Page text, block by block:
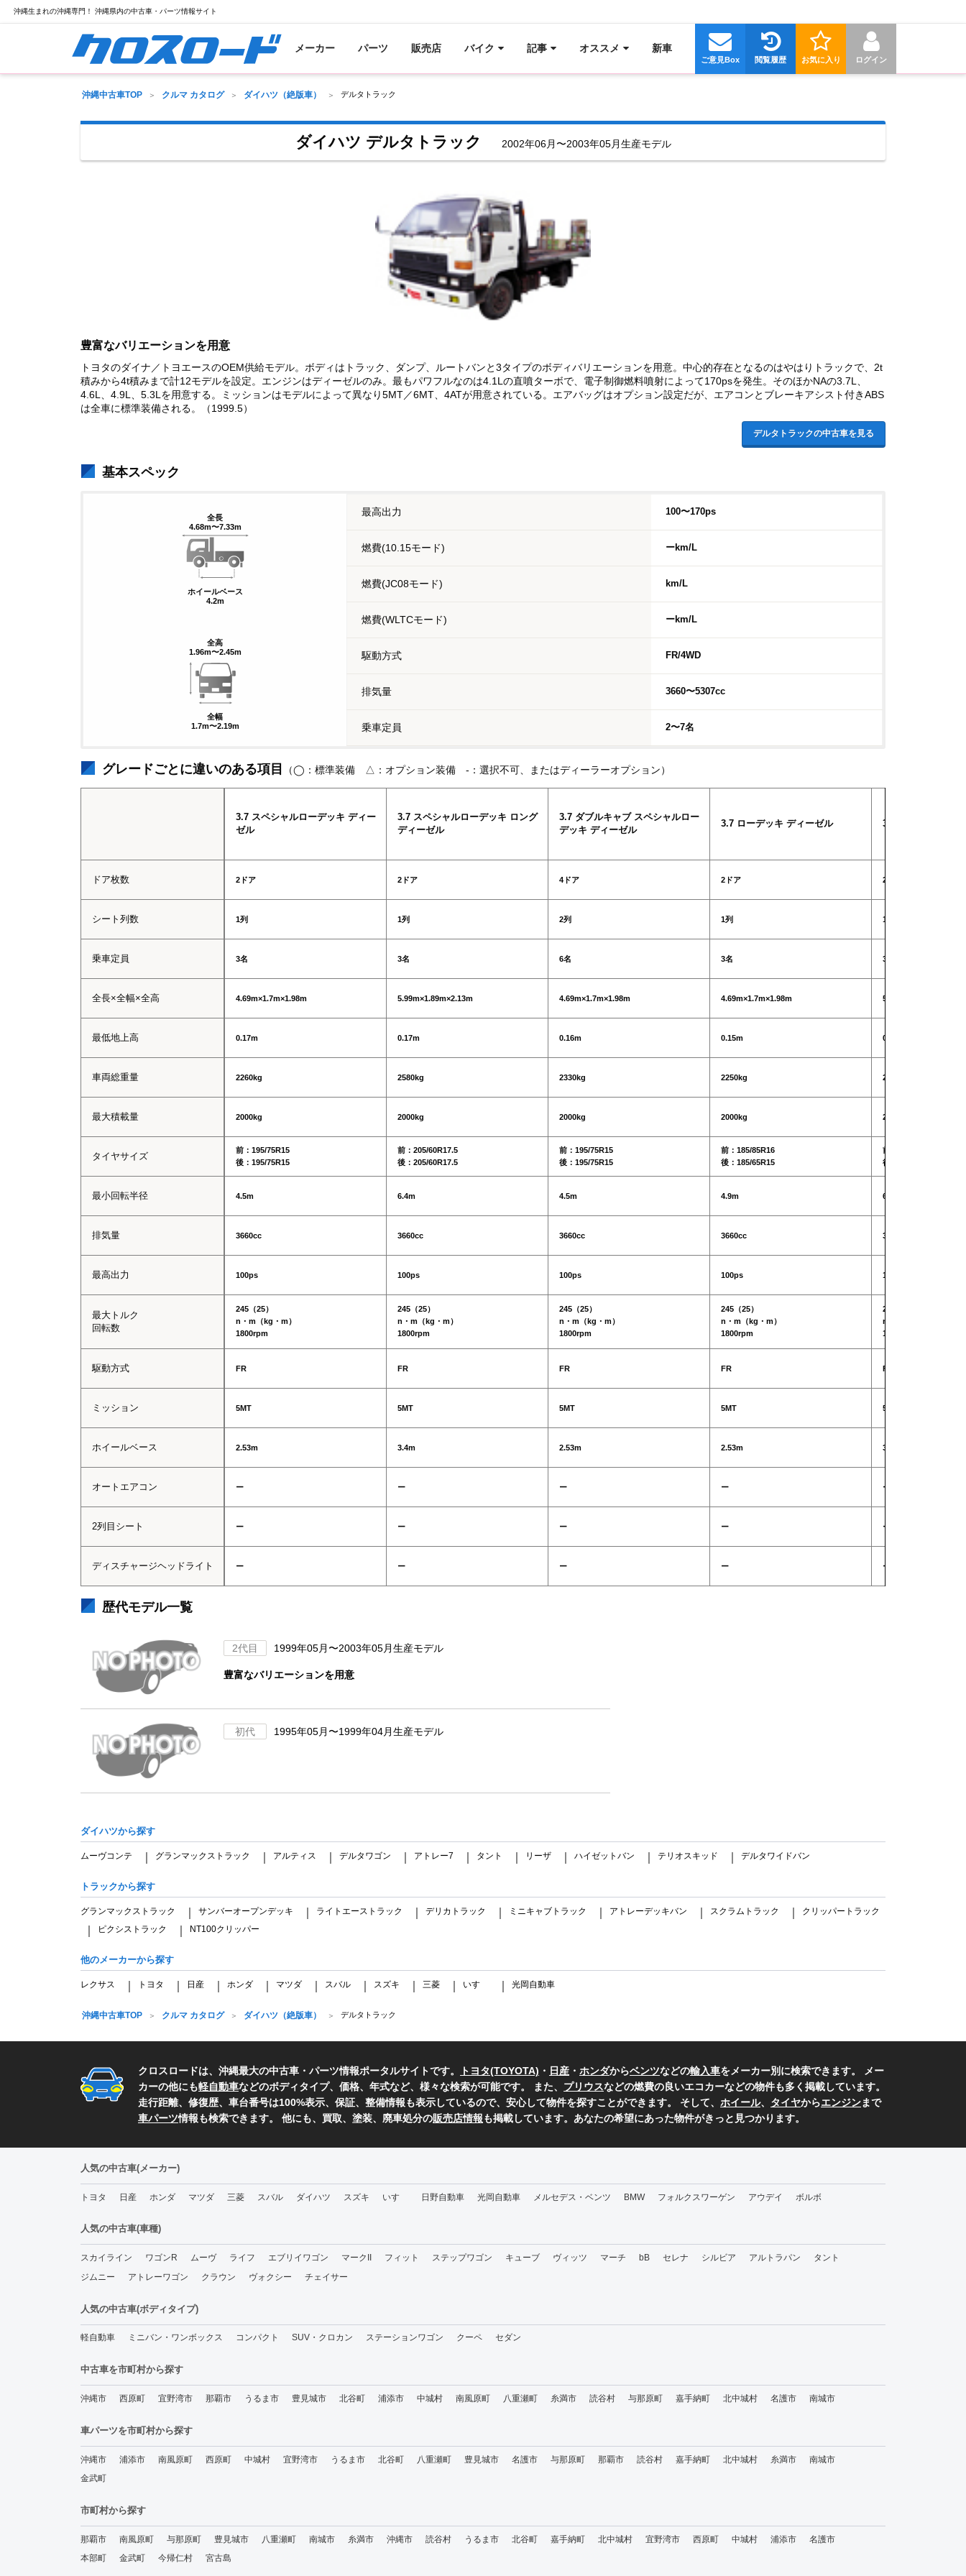
沖縄生まれの沖縄専門！ 沖縄県内の中古車・パーツ情報サイト
メーカー パーツ 販売店 バイク 記事 オススメ 新車
ログイン
お気に入り
閲覧履歴
ご意見Box
沖縄中古車TOP クルマ カタログ ダイハツ（絶版車） デルタトラック
ダイハツ デルタトラック 2002年06月〜2003年05月生産モデル
豊富なバリエーションを用意
トヨタのダイナ／トヨエースのOEM供給モデル。ボディはトラック、ダンプ、ルートバンと3タイプのボディバリエーションを用意。中心的存在となるのはやはりトラックで、2t
積みから4t積みまで計12モデルを設定。エンジンはディーゼルのみ。最もパワフルなのは4.1Lの直噴ターボで、電子制御燃料噴射によって170psを発生。そのほかNAの3.7L、
4.6L、4.9L、5.3Lを用意する。ミッションはモデルによって異なり5MT／6MT、4ATが用意されている。エアバッグはオプション設定だが、エアコンとブレーキアシスト付きABS
は全車に標準装備される。（1999.5）
デルタトラックの中古車を見る
基本スペック
全長
4.68m〜7.33m
ホイールベース
4.2m
全高
1.96m〜2.45m
全幅
1.7m〜2.19m
最高出力 100〜170ps
燃費(10.15モード) ーkm/L
燃費(JC08モード) km/L
燃費(WLTCモード) ーkm/L
駆動方式 FR/4WD
排気量 3660〜5307cc
乗車定員 2〜7名
グレードごとに違いのある項目 （◯：標準装備 △：オプション装備 -：選択不可、またはディーラーオプション）
ドア枚数
シート列数
乗車定員
全長×全幅×全高
最低地上高
車両総重量
最大積載量
タイヤサイズ
最小回転半径
排気量
最高出力
最大トルク
回転数
駆動方式
ミッション
ホイールベース
オートエアコン
2列目シート
ディスチャージヘッドライト
3.7 スペシャルローデッキ ディー
ゼル
3.7 スペシャルローデッキ ロング
ディーゼル
3.7 ダブルキャブ スペシャルロー
デッキ ディーゼル
3.7 ローデッキ ディーゼル 3.7 ローデッキ ロ
2ドア 2ドア 4ドア 2ドア 2ドア
1列 1列 2列 1列 1列
3名 3名 6名 3名 3名
4.69m×1.7m×1.98m 5.99m×1.89m×2.13m 4.69m×1.7m×1.98m 4.69m×1.7m×1.98m 5.99m×1.89m×2.14m
0.17m 0.17m 0.16m 0.15m 0.15m
2260kg 2580kg 2330kg 2250kg 2510kg
2000kg 2000kg 2000kg 2000kg 2000kg
前：195/75R15
後：195/75R15
前：205/60R17.5
後：205/60R17.5
前：195/75R15
後：195/75R15
前：185/85R16
後：185/65R15
前：185/85R16
後：185/65R16
4.5m 6.4m 4.5m 4.9m 6.4m
3660cc 3660cc 3660cc 3660cc 3660cc
100ps 100ps 100ps 100ps 100ps
245（25）
n・m（kg・m）
1800rpm
245（25）
n・m（kg・m）
1800rpm
245（25）
n・m（kg・m）
1800rpm
245（25）
n・m（kg・m）
1800rpm
245（25）
n・m（kg・m）
1800rpm
FR FR FR FR FR
5MT 5MT 5MT 5MT 5MT
2.53m 3.4m 2.53m 2.53m 3.4m
ー ー ー ー ー
ー ー ー ー ー
ー ー ー ー ー
歴代モデル一覧
2代目 1999年05月〜2003年05月生産モデル
豊富なバリエーションを用意
初代 1995年05月〜1999年04月生産モデル
ダイハツから探す
ムーヴコンテ グランマックストラック アルティス デルタワゴン アトレー7 タント リーザ ハイゼットバン テリオスキッド デルタワイドバン
トラックから探す
グランマックストラック サンバーオープンデッキ ライトエーストラック デリカトラック ミニキャブトラック アトレーデッキバン スクラムトラック クリッパートラック
ピクシストラック NT100クリッパー
他のメーカーから探す
レクサス トヨタ 日産 ホンダ マツダ スバル スズキ 三菱 いすゞ 光岡自動車
沖縄中古車TOP クルマ カタログ ダイハツ（絶版車） デルタトラック
クロスロードは、沖縄最大の中古車・パーツ情報ポータルサイトです。 トヨタ(TOYOTA) ・ 日産 ・ ホンダからベンツなどの輸入車をメーカー別に検索できます。 メー
カーの他にも軽自動車などのボディタイプ、価格、年式など、様々な検索が可能です。 また、 プリウスなどの燃費の良いエコカーなどの物件も多く掲載しています。
走行距離、修復歴、車台番号は100%表示、保証、整備情報も表示しているので、安心して物件を探すことができます。 そして、 ホイール、 タイヤからエンジンまで
車パーツ情報も検索できます。 他にも、買取、塗装、廃車処分の販売店情報も掲載しています。あなたの希望にあった物件がきっと見つかります。
人気の中古車(メーカー)
トヨタ 日産 ホンダ マツダ 三菱 スバル ダイハツ スズキ いすゞ 日野自動車 光岡自動車 メルセデス・ベンツ BMW フォルクスワーゲン アウデイ ボルボ
人気の中古車(車種)
スカイライン ワゴンR ムーヴ ライフ エブリイワゴン マークII フィット ステップワゴン キューブ ヴィッツ マーチ bB セレナ シルビア アルトラパン
タント
ジムニー
アトレーワゴン クラウン ヴォクシー チェイサー
人気の中古車(ボディタイプ)
軽自動車 ミニバン・ワンボックス コンパクト SUV・クロカン ステーションワゴン クーペ セダン
中古車を市町村から探す
沖縄市 西原町 宜野湾市 那覇市 うるま市 豊見城市 北谷町 浦添市 中城村 南風原町 八重瀬町 糸満市 読谷村 与那原町 嘉手納町 北中城村 名護市 南城市
車パーツを市町村から探す
沖縄市 浦添市 南風原町 西原町 中城村 宜野湾市 うるま市 北谷町 八重瀬町 豊見城市 名護市 与那原町 那覇市 読谷村 嘉手納町 北中城村 糸満市
南城市
金武町
市町村から探す
那覇市 南風原町 与那原町 豊見城市 八重瀬町 南城市 糸満市 沖縄市 読谷村 うるま市 北谷町 嘉手納町 北中城村 宜野湾市 西原町 中城村 浦添市
名護市
本部町
金武町 今帰仁村 宮古島